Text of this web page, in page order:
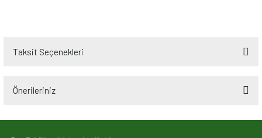
Taksit Seçenekleri
Önerileriniz
Bu ürünün fiyat bilgisi, resim, ürün açıklamalarında ve diğer konularda